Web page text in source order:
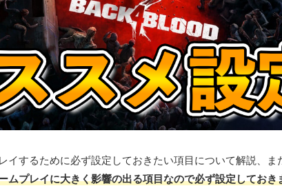
イするために必ず設定しておきたい項目について解説、ま
ムプレイに大きく影響の出る項目なので必ず設定しておき